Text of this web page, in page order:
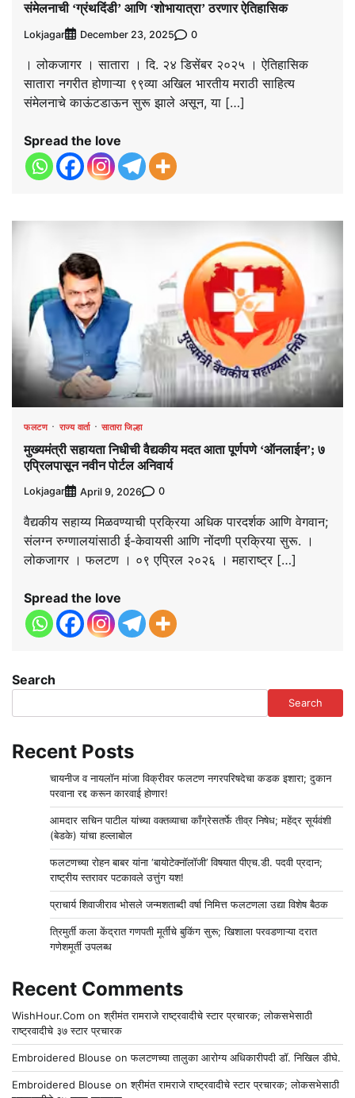
संमेलनाची ‘ग्रंथदिंडी’ आणि ‘शोभायात्रा’ ठरणार ऐतिहासिक
Lokjagar December 23, 2025 0
। लोकजागर । सातारा । दि. २४ डिसेंबर २०२५ । ऐतिहासिक
सातारा नगरीत होणाऱ्या ९९व्या अखिल भारतीय मराठी साहित्य
संमेलनाचे काऊंटडाऊन सुरू झाले असून, या […]
Spread the love
फलटण राज्य वार्ता सातारा जिल्हा
मुख्यमंत्री सहायता निधीची वैद्यकीय मदत आता पूर्णपणे ‘ऑनलाईन’; ७
एप्रिलपासून नवीन पोर्टल अनिवार्य
Lokjagar April 9, 2026 0
वैद्यकीय सहाय्य मिळवण्याची प्रक्रिया अधिक पारदर्शक आणि वेगवान;
संलग्न रुग्णालयांसाठी ई-केवायसी आणि नोंदणी प्रक्रिया सुरू. ।
लोकजागर । फलटण । ०९ एप्रिल २०२६ । महाराष्ट्र […]
Spread the love
Search
Search
Recent Posts
चायनीज व नायलॉन मांजा विक्रीवर फलटण नगरपरिषदेचा कडक इशारा; दुकान
परवाना रद्द करून कारवाई होणार!
आमदार सचिन पाटील यांच्या वक्तव्याचा काँग्रेसतर्फे तीव्र निषेध; महेंद्र सूर्यवंशी
(बेडके) यांचा हल्लाबोल
फलटणच्या रोहन बाबर यांना ‘बायोटेक्नॉलॉजी’ विषयात पीएच.डी. पदवी प्रदान;
राष्ट्रीय स्तरावर पटकावले उत्तुंग यश!
प्राचार्य शिवाजीराव भोसले जन्मशताब्दी वर्षा निमित्त फलटणला उद्या विशेष बैठक
त्रिमुर्ती कला केंद्रात गणपती मूर्तींचे बुकिंग सुरू; खिशाला परवडणाऱ्या दरात
गणेशमूर्ती उपलब्ध
Recent Comments
WishHour.Com onश्रीमंत रामराजे राष्ट्रवादीचे स्टार प्रचारक; लोकसभेसाठी
राष्ट्रवादीचे ३७ स्टार प्रचारक
Embroidered Blouse onफलटणच्या तालुका आरोग्य अधिकारीपदी डॉ. निखिल डीघे.
Embroidered Blouse onश्रीमंत रामराजे राष्ट्रवादीचे स्टार प्रचारक; लोकसभेसाठी